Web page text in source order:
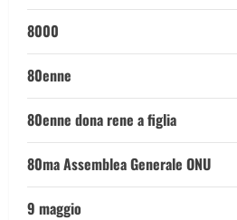
8000
80enne
80enne dona rene a figlia
80ma Assemblea Generale ONU
9 maggio